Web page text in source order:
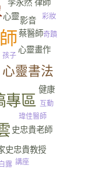
專區
心靈書法
心靈
史忠貴教授
蔡醫師
心靈畫作
李永然 律師
影音
史忠貴老師
健康
白露
瑋佳醫師
講座
互動
孩子
彩妝
奇蹟